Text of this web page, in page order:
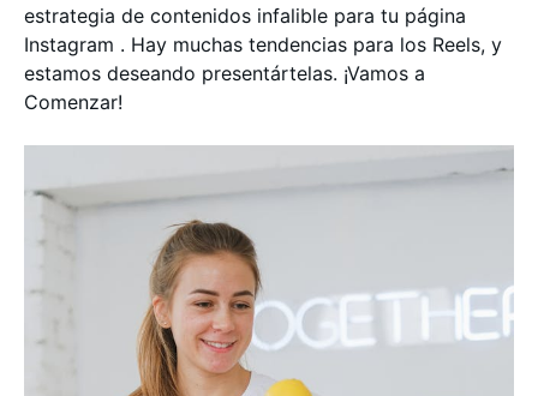
estrategia de contenidos infalible para tu página
Instagram . Hay muchas tendencias para los Reels, y
estamos deseando presentártelas. ¡Vamos a
Comenzar!